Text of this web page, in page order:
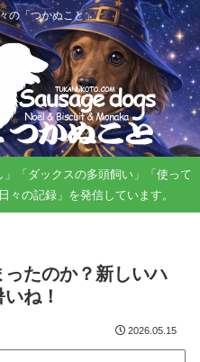
の「つかぬこと」。
「ダックスの多頭飼い」「使って
々の記録」を発信しています。
たのか？新しいハ
いね！
2026.05.15